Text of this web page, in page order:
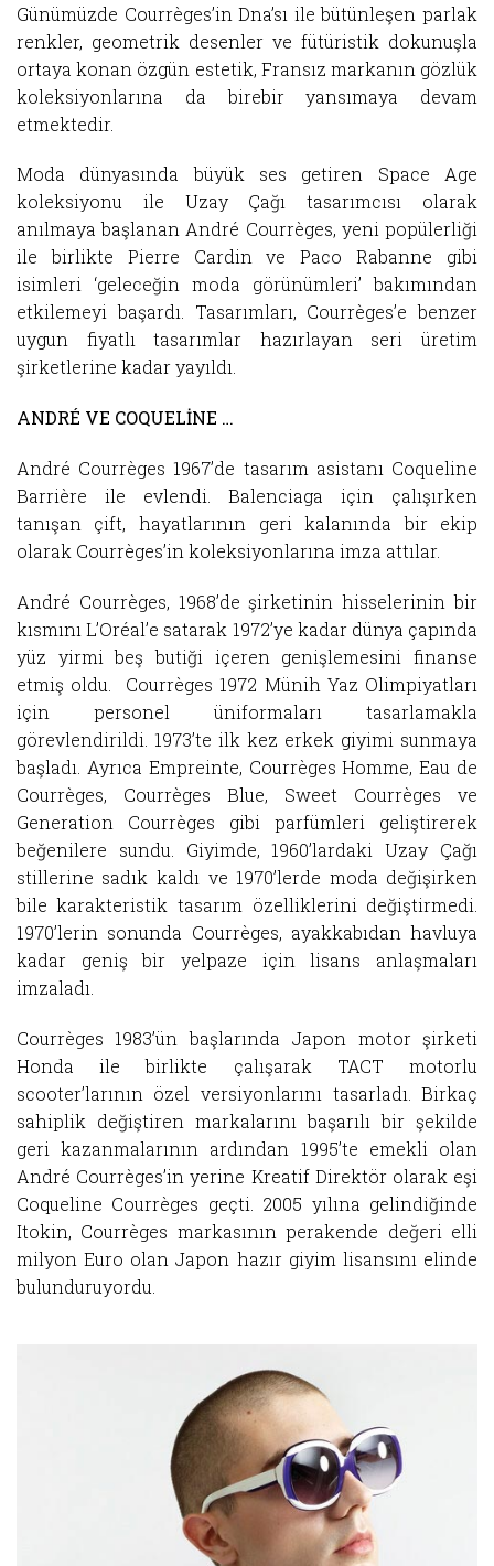
Günümüzde Courrèges’in Dna’sı ile bütünleşen parlak
renkler, geometrik desenler ve fütüristik dokunuşla
ortaya konan özgün estetik, Fransız markanın gözlük
koleksiyonlarına da birebir yansımaya devam
etmektedir.
Moda dünyasında büyük ses getiren Space Age
koleksiyonu ile Uzay Çağı tasarımcısı olarak
anılmaya başlanan André Courrèges, yeni popülerliği
ile birlikte Pierre Cardin ve Paco Rabanne gibi
isimleri ‘geleceğin moda görünümleri’ bakımından
etkilemeyi başardı. Tasarımları, Courrèges’e benzer
uygun fiyatlı tasarımlar hazırlayan seri üretim
şirketlerine kadar yayıldı.
ANDRÉ VE COQUELİNE …
André Courrèges 1967’de tasarım asistanı Coqueline
Barrière ile evlendi. Balenciaga için çalışırken
tanışan çift, hayatlarının geri kalanında bir ekip
olarak Courrèges’in koleksiyonlarına imza attılar.
André Courrèges, 1968’de şirketinin hisselerinin bir
kısmını L’Oréal’e satarak 1972’ye kadar dünya çapında
yüz yirmi beş butiği içeren genişlemesini finanse
etmiş oldu. Courrèges 1972 Münih Yaz Olimpiyatları
için personel üniformaları tasarlamakla
görevlendirildi. 1973’te ilk kez erkek giyimi sunmaya
başladı. Ayrıca Empreinte, Courrèges Homme, Eau de
Courrèges, Courrèges Blue, Sweet Courrèges ve
Generation Courrèges gibi parfümleri geliştirerek
beğenilere sundu. Giyimde, 1960’lardaki Uzay Çağı
stillerine sadık kaldı ve 1970’lerde moda değişirken
bile karakteristik tasarım özelliklerini değiştirmedi.
1970’lerin sonunda Courrèges, ayakkabıdan havluya
kadar geniş bir yelpaze için lisans anlaşmaları
imzaladı.
Courrèges 1983’ün başlarında Japon motor şirketi
Honda ile birlikte çalışarak TACT motorlu
scooter’larının özel versiyonlarını tasarladı. Birkaç
sahiplik değiştiren markalarını başarılı bir şekilde
geri kazanmalarının ardından 1995’te emekli olan
André Courrèges’in yerine Kreatif Direktör olarak eşi
Coqueline Courrèges geçti. 2005 yılına gelindiğinde
Itokin, Courrèges markasının perakende değeri elli
milyon Euro olan Japon hazır giyim lisansını elinde
bulunduruyordu.